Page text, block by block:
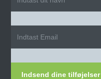
Indsend dine tilføjelser